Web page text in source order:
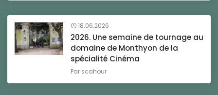
18.06.2026
2026. Une semaine de tournage au
domaine de Monthyon de la
spécialité Cinéma
Par scahour